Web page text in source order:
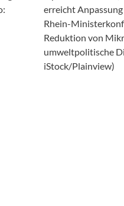
erreicht
Rhein-
Reduktion von
umweltpolitische
iStock/Plainview)